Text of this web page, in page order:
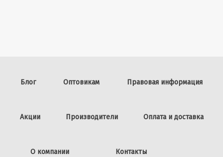
Блог Оптовикам Правовая информация
Акции Производители Оплата и доставка
О компании Контакты